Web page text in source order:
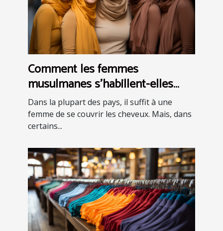
Comment les femmes
musulmanes s'habillent-elles
dans différentes parties du
monde ?
Dans la plupart des pays, il suffit à une
femme de se couvrir les cheveux. Mais, dans
certains...